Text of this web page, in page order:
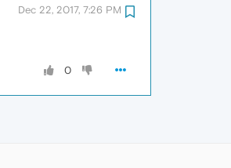
Dec 22, 2017, 7:26 PM
0